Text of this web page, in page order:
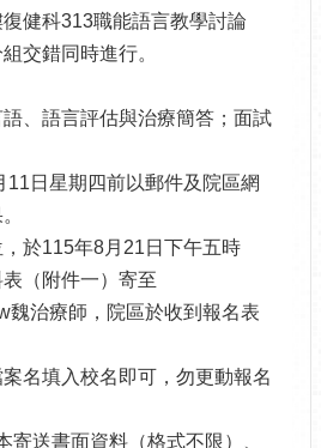
健科313職能語言教學討論
交錯同時進行。
、語言評估與治療簡答；面試
11日星期四前以郵件及院區網
於115年8月21日下午五時
（附件一）寄至
魏治療師，院區於收到報名表
名填入校名即可，勿更動報名
寄送書面資料（格式不限）、